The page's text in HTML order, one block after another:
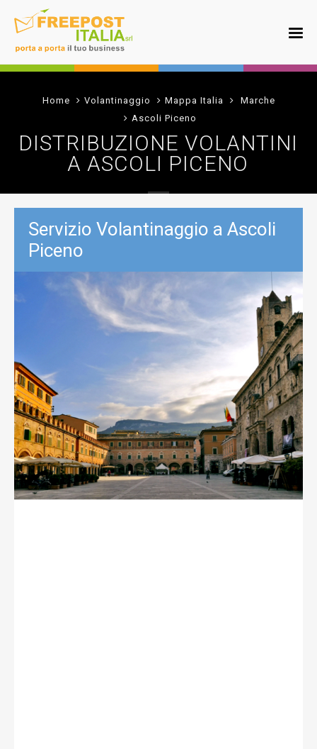
Home Volantinaggio Mappa Italia
Marche
Ascoli Piceno
DISTRIBUZIONE VOLANTINI
A ASCOLI PICENO
Servizio Volantinaggio a Ascoli
Piceno